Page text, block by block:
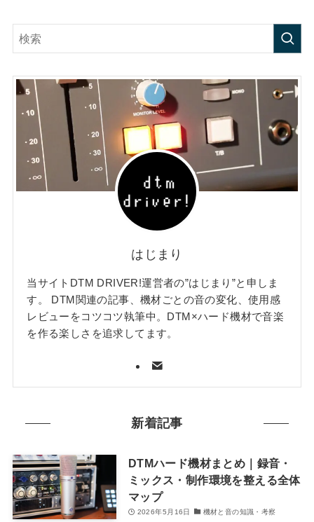
はじまり
当サイトDTM DRIVER!運営者の”はじまり”と申しま
す。 DTM関連の記事、機材ごとの音の変化、使用感
レビューをコツコツ執筆中。DTM×ハード機材で音楽
を作る楽しさを追求してます。
新着記事
DTMハード機材まとめ｜録音・
ミックス・制作環境を整える全体
マップ
2026年5月16日 機材と音の知識・考察